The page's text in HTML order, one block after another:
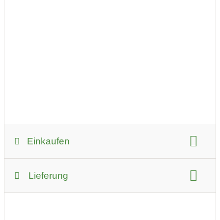
Einkaufen
Kreditkarte
Bar
bevorzugter Kontakt:
per E-Mail (Anfrage)
Lieferung